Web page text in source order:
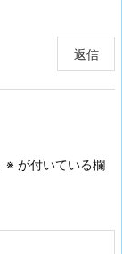
返信
※ が付いている欄